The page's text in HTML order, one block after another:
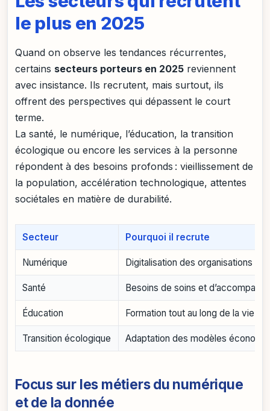
le plus en 2025
Quand on observe les tendances récurrentes,
certains secteurs porteurs en 2025 reviennent
avec insistance. Ils recrutent, mais surtout, ils
offrent des perspectives qui dépassent le court
terme.
La santé, le numérique, l’éducation, la transition
écologique ou encore les services à la personne
répondent à des besoins profonds : vieillissement de
la population, accélération technologique, attentes
sociétales en matière de durabilité.
Secteur Pourquoi il recrute
Numérique Digitalisation des organisations
Santé Besoins de soins et
Éducation Formation tout au long de la vie
Transition écologique Adaptation des modèles
Focus sur les métiers du numérique
et de la donnée